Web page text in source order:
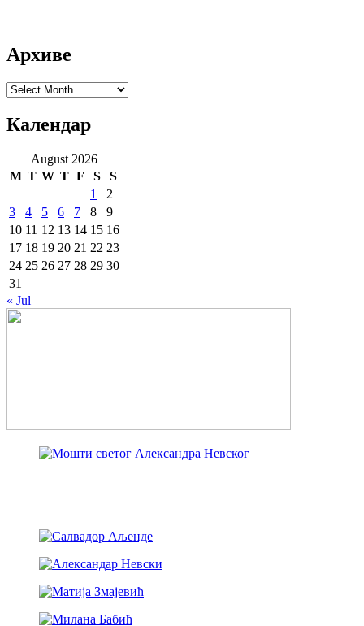
Архиве
Архиве
Календар
August 2026
M T W T F S
S
1
2
3
4 5 6 7 8
9
10 11 12 13 14 15 16
17 18 19 20 21 22 23
24 25 26 27 28 29 30
31
« Jul